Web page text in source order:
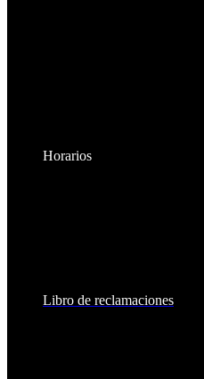
Horarios
Libro de reclamaciones